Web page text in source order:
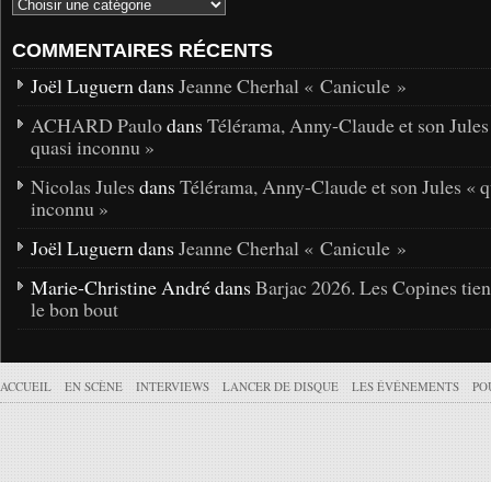
COMMENTAIRES RÉCENTS
Joël Luguern dans Jeanne Cherhal « Canicule »
ACHARD Paulodans Télérama, Anny-Claude et son
quasi inconnu »
Nicolas Jules dans Télérama, Anny-Claude et son Jules «
inconnu »
Joël Luguern dans Jeanne Cherhal « Canicule »
Marie-Christine André dans Barjac 2026. Les Copines
le bon bout
ACCUEIL EN SCÈNE INTERVIEWS LANCER DE DISQUE LES ÉVÉNEMENTS